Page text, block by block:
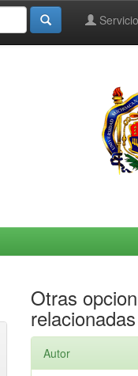
Otras
relacionadas
Autor